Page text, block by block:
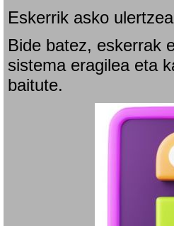
Eskerrik asko
Bide batez, eskerrak
sistema eragilea eta
baitute.